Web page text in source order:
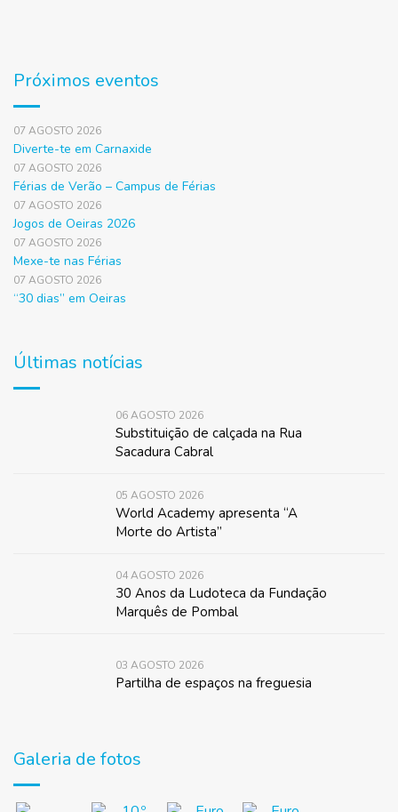
Próximos eventos
07 AGOSTO 2026
Diverte-te em Carnaxide
07 AGOSTO 2026
Férias de Verão – Campus de Férias
07 AGOSTO 2026
Jogos de Oeiras 2026
07 AGOSTO 2026
Mexe-te nas Férias
07 AGOSTO 2026
“30 dias” em Oeiras
Últimas notícias
06 AGOSTO 2026
Substituição de calçada na Rua
Sacadura Cabral
05 AGOSTO 2026
World Academy apresenta “A
Morte do Artista”
04 AGOSTO 2026
30 Anos da Ludoteca da Fundação
Marquês de Pombal
03 AGOSTO 2026
Partilha de espaços na freguesia
Galeria de fotos